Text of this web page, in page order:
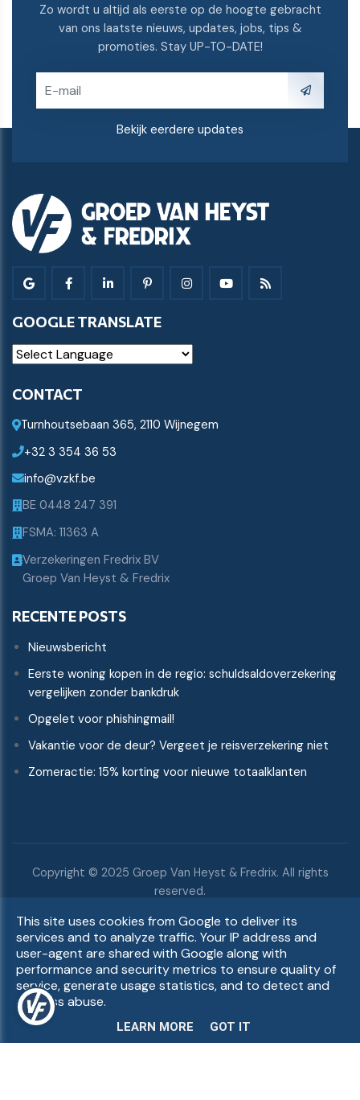
Zo wordt u altijd als eerste op de hoogte gebracht
van ons laatste nieuws, updates, jobs, tips &
promoties. Stay UP-TO-DATE!
Bekijk eerdere updates
GOOGLE TRANSLATE
CONTACT
Turnhoutsebaan 365, 2110 Wijnegem
+32 3 354 36 53
info@vzkf.be
BE 0448 247 391
FSMA: 11363 A
Verzekeringen Fredrix BV
Groep Van Heyst & Fredrix
RECENTE POSTS
Nieuwsbericht
Eerste woning kopen in de regio: schuldsaldoverzekering
vergelijken zonder bankdruk
Opgelet voor phishingmail!
Vakantie voor de deur? Vergeet je reisverzekering niet
Zomeractie: 15% korting voor nieuwe totaalklanten
Copyright © 2025 Groep Van Heyst & Fredrix. All rights
reserved.
GDPR Remuneratiebeleid |Belangenconflictenbeleid
Duurzaamheidsbeleid|UP-TO-DATE WebDesign
This site uses cookies from Google to deliver its
services and to analyze traffic. Your IP address and
user-agent are shared with Google along with
performance and security metrics to ensure quality of
service, generate usage statistics, and to detect and
address abuse.
LEARN MORE GOT IT